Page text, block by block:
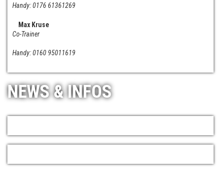
Handy: 0176 61361269
Max Kruse
Co-Trainer
Handy: 0160 95011619
NEWS & INFOS